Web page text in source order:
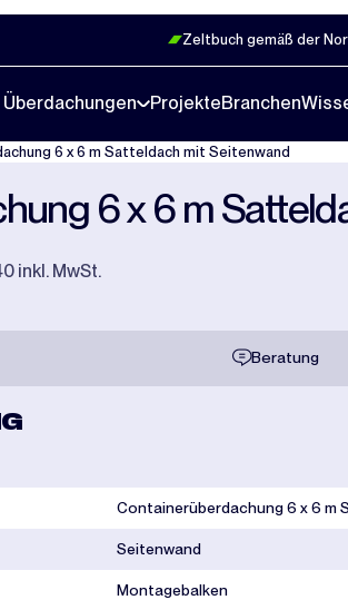
Zeltbuch gemäß der
Überdachungen ProjekteBranchen
6 x 6 m Satteldach mit Seitenwand
6 x 6 m
inkl. MwSt.
Beratung
Containerüberdachung 6 x 6 m
Seitenwand
Montagebalken